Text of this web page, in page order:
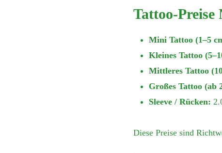
Tattoo-Preise
Mini Tattoo (1–5
Kleines Tattoo
Mittleres Tattoo
Großes Tattoo (ab
Sleeve / Rücken:
Diese Preise sind